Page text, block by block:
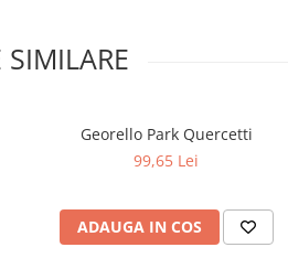
SIMILARE
Georello Park Quercetti
99,65 Lei
ADAUGA IN COS